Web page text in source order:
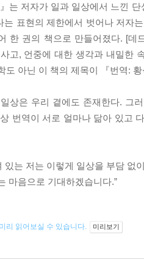
』는 저자가 일과 일상에서 느낀
는 표현의 제한에서 벗어나 저자
한 권의 책으로 만들어졌다. [데
고, 언중에 대한 생각과 내밀한
도 아닌 이 책의 제목이 『번역:
상은 우리 곁에도 존재한다. 그
번역이 서로 얼마나 닮아 있고
있는 저는 이렇게 일상을 부담
마음으로 기대하겠습니다.”
리 읽어보실 수 있습니다. 미리보기